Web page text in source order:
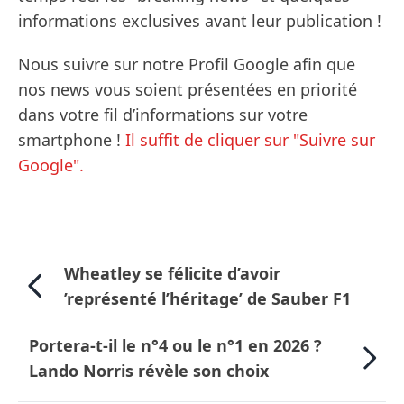
informations exclusives avant leur publication !
Nous suivre sur notre Profil Google afin que
nos news vous soient présentées en priorité
dans votre fil d’informations sur votre
smartphone ! Il suffit de cliquer sur "Suivre sur
Google".
Wheatley se félicite d’avoir
’représenté l’héritage’ de Sauber F1
Portera-t-il le n°4 ou le n°1 en 2026 ?
Lando Norris révèle son choix